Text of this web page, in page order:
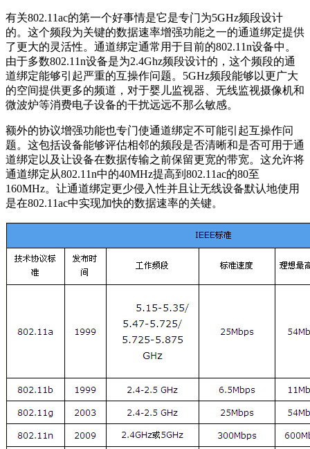
有关802.11ac的第一个好事情是它是专门为5GHz频段设计
的。这个频段为关键的数据速率增强功能之一的通道绑定提供
了更大的灵活性。通道绑定通常用于目前的802.11n设备中。
由于多数802.11n设备是为2.4Ghz频段设计的，这个频段的通
道绑定能够引起严重的互操作问题。5GHz频段能够以更广大
的空间提供更多的频道，对于婴儿监视器、无线监视摄像机和
微波炉等消费电子设备的干扰远远不那么敏感。
额外的协议增强功能也专门使通道绑定不可能引起互操作问
题。这包括设备能够评估相邻的频段是否清晰和是否可用于通
道绑定以及让设备在数据传输之前保留更宽的带宽。这允许将
通道绑定从802.11n中的40MHz提高到802.11ac的80至
160MHz。让通道绑定更少侵入性并且让无线设备默认地使用
是在802.11ac中实现加快的数据速率的关键。